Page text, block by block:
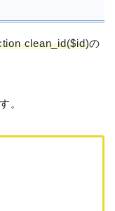
clean_id($id)の
。